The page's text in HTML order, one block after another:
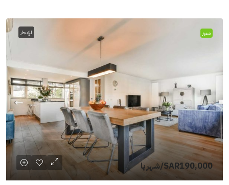
مميز للإيجار
SAR190,000/شهريا